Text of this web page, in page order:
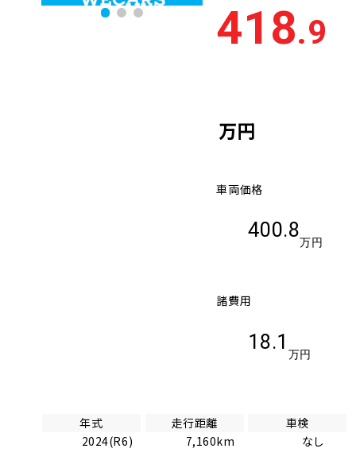
418.9
万円
車両価格
400.8
万円
諸費用
18.1
万円
年式
2024(R6)
走行距離
7,160km
車検
なし